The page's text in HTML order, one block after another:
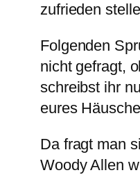
zufrieden
Folgenden
nicht gefragt,
schreibst ihr
eures
Da fragt man
Woody Allen